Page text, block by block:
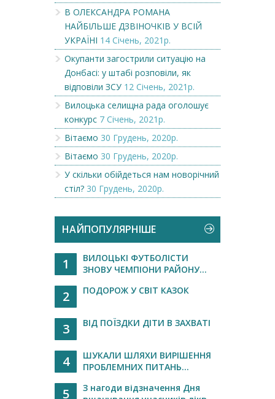
В ОЛЕКСАНДРА РОМАНА
НАЙБІЛЬШЕ ДЗВІНОЧКІВ У ВСІЙ
УКРАЇНІ 14 Січень, 2021р.
Окупанти загострили ситуацію на
Донбасі: у штабі розповіли, як
відповіли ЗСУ 12 Січень, 2021р.
Вилоцька селищна рада оголошує
конкурс 7 Січень, 2021р.
Вітаємо 30 Грудень, 2020р.
Вітаємо 30 Грудень, 2020р.
У скільки обійдеться нам новорічний
стіл? 30 Грудень, 2020р.
НАЙПОПУЛЯРНІШЕ
1
ВИЛОЦЬКІ ФУТБОЛІСТИ
ЗНОВУ ЧЕМПІОНИ РАЙОНУ...
2 ПОДОРОЖ У СВІТ КАЗОК
3 ВІД ПОЇЗДКИ ДІТИ В ЗАХВАТІ
4
ШУКАЛИ ШЛЯХИ ВИРІШЕННЯ
ПРОБЛЕМНИХ ПИТАНЬ...
5
З нагоди відзначення Дня